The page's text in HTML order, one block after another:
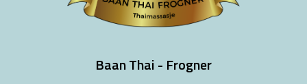
Baan Thai - Frogner